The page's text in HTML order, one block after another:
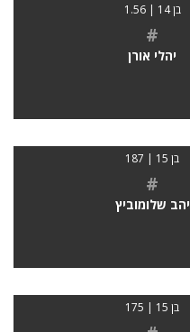
בן 14 | 1.56
#
יהלי אורן
בן 15 | 187
#
יהב שלומוביץ
בן 15 | 175